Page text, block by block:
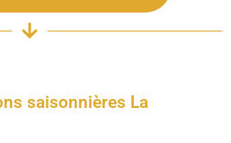
saisonnières La